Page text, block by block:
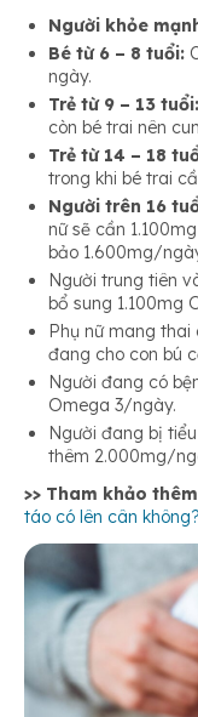
Người khỏe
Bé từ 6 – 8 tuổi:
ngày.
Trẻ từ 9 – 13 tuổi:
còn bé trai nên
Trẻ từ 14 – 18
trong khi bé trai
Người trên 16
nữ sẽ cần
bảo 1.600mg/
Người trung tiên
bổ sung 1.100mg
Phụ nữ mang
đang cho con bú
Người đang có
Omega 3/ngày.
Người đang bị
thêm 2.000mg/
>> Tham khảo
táo có lên cân không?